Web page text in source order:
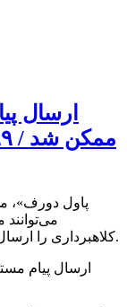
ارسال
کلاهبرداری را ارسال کنند؛ البته ارسال پیام به او ۹۹ دلار هزینه دارد.